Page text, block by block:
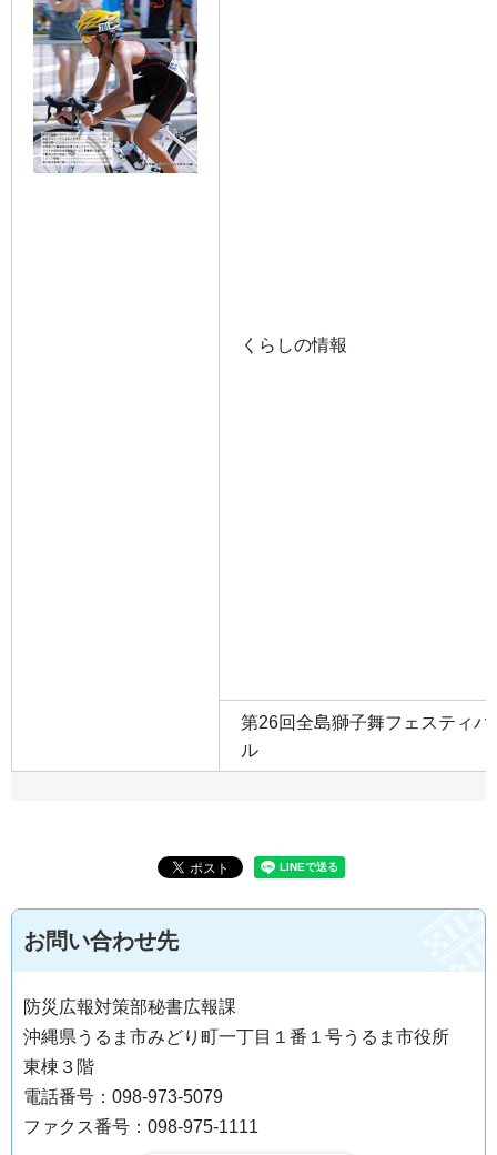
くらしの情報
第26回全島獅子舞フェスティバ
ル
お問い合わせ先
防災広報対策部秘書広報課
沖縄県うるま市みどり町一丁目１番１号うるま市役所
東棟３階
電話番号：098-973-5079
ファクス番号：098-975-1111